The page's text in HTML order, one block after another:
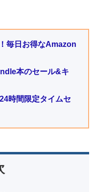
毎日お得なAmazon
本のセール&キ
時間限定タイムセ